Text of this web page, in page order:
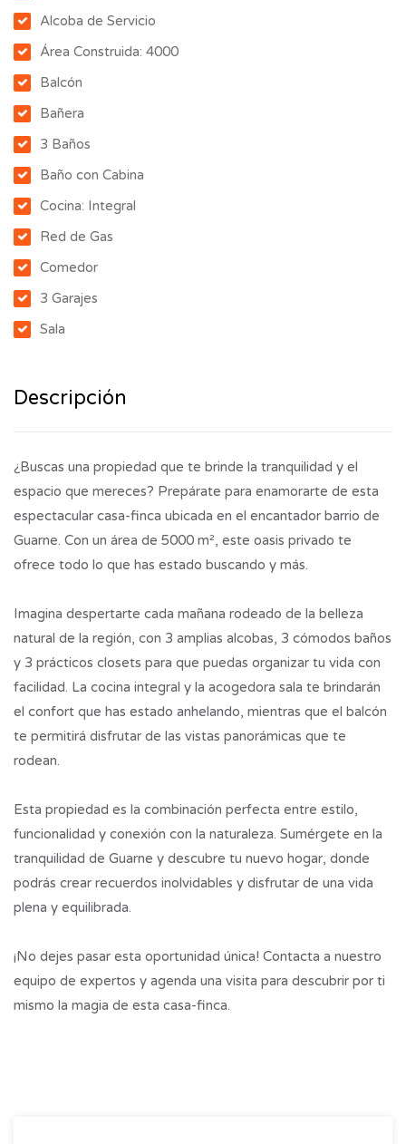
Alcoba de Servicio
Área Construida: 4000
Balcón
Bañera
3 Baños
Baño con Cabina
Cocina: Integral
Red de Gas
Comedor
3 Garajes
Sala
Descripción
¿Buscas una propiedad que te brinde la tranquilidad y el
espacio que mereces? Prepárate para enamorarte de esta
espectacular casa-finca ubicada en el encantador barrio de
Guarne. Con un área de 5000 m², este oasis privado te
ofrece todo lo que has estado buscando y más.
Imagina despertarte cada mañana rodeado de la belleza
natural de la región, con 3 amplias alcobas, 3 cómodos baños
y 3 prácticos closets para que puedas organizar tu vida con
facilidad. La cocina integral y la acogedora sala te brindarán
el confort que has estado anhelando, mientras que el balcón
te permitirá disfrutar de las vistas panorámicas que te
rodean.
Esta propiedad es la combinación perfecta entre estilo,
funcionalidad y conexión con la naturaleza. Sumérgete en la
tranquilidad de Guarne y descubre tu nuevo hogar, donde
podrás crear recuerdos inolvidables y disfrutar de una vida
plena y equilibrada.
¡No dejes pasar esta oportunidad única! Contacta a nuestro
equipo de expertos y agenda una visita para descubrir por ti
mismo la magia de esta casa-finca.